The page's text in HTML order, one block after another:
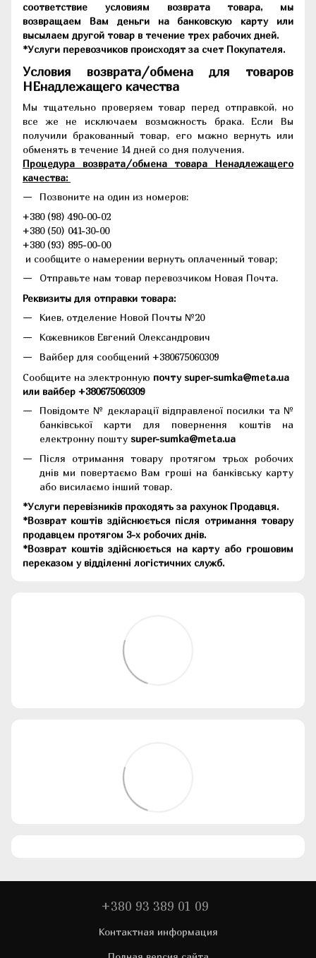
соответствие условиям возврата товара, мы
возвращаем Вам деньги на банковскую карту или
высылаем другой товар в течение трех рабочих дней.
*Услуги перевозчиков происходят за счет Покупателя.
Условия возврата/обмена для товаров
НЕнадлежащего качества
Мы тщательно проверяем товар перед отправкой, но
все же не исключаем возможность брака. Если Вы
получили бракованный товар, его можно вернуть или
обменять в течение 14 дней со дня получения.
Процедура возврата/обмена товара Ненадлежащего
качества:
Позвоните на один из номеров:
+380 (98) 490-00-02
+380 (50) 041-30-00
+380 (93) 895-00-00
и сообщите о намерении вернуть оплаченный товар;
Отправьте нам товар перевозчиком Новая Почта.
Реквизиты для отправки товара:
Киев, отделение Новой Почты №20
Кожевников Евгений Олександрович
Вайбер для сообщений +380675060309
Сообщите на электронную почту super-sumka@meta.ua
или вайбер +380675060309
Повідомте № декларації відправленої посилки та №
банківської карти для повернення коштів на
електронну пошту super-sumka@meta.ua
Після отримання товару протягом трьох робочих
днів ми повертаємо Вам гроші на банківську карту
або висилаємо інший товар.
*Услуги перевізників проходять за рахунок Продавця.
*Возврат коштів здійснюється після отримання товару
продавцем протягом 3-х робочих днів.
*Возврат коштів здійснюється на карту або грошовим
переказом у відділенні логістичних служб.
+380 93 389 01 09
Контактная информация